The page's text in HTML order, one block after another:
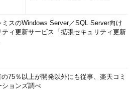
ミスのWindows Server／SQL Server向け
ティ更新サービス「拡張セキュリティ更新
の75％以上が開発以外にも従事、楽天コミ
ションズ調べ